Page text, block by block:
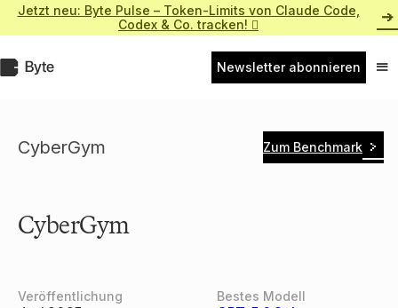
Zum
Inhalt
springen
Jetzt neu: Byte Pulse – Token-Limits von Claude Code,
Codex & Co. tracken! 
Byte.de Newsletter abonnieren
CyberGym Zum Benchmark
CyberGym
Veröffentlichung Bestes Modell